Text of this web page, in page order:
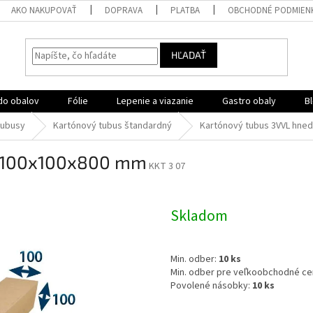
AKO NAKUPOVAŤ DOPRAVA PLATBA OBCHODNÉ
HĽADAŤ
obalov Fólie Lepenie a viazanie Gastro obaly
Kartónový tubus štandardný Kartónový tubus 3VVL
mm KKT 3 07
Skladom
Min. odber: 10 ks
Min. odber pre veľkoobchodné
Povolené násobky: 10 ks